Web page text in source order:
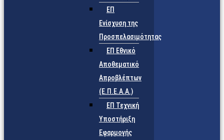
ΕΠ
Ενίσχυση της
Προσπελασιμότητας
ΕΠ Εθνικό
Αποθεματικό
Απροβλέπτων
(Ε.Π.Ε.Α.Α.)
ΕΠ Τεχνική
Υποστήριξη
Εφαρμογής